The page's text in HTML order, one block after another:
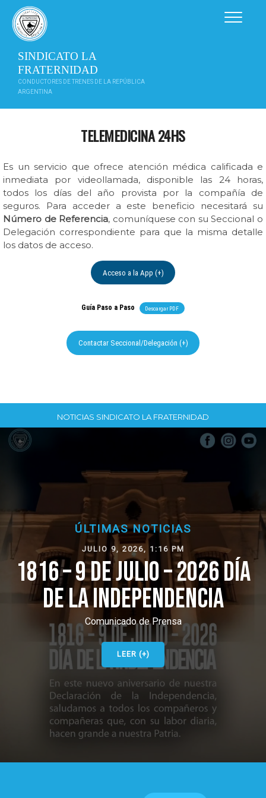
contenido
SINDICATO LA
FRATERNIDAD
CONDUCTORES DE TRENES DE LA REPÚBLICA
ARGENTINA
TELEMEDICINA 24HS
Es un servicio que ofrece atención médica calificada e
inmediata por videollamada, disponible las 24 horas,
todos los días del año provista por la compañía de
seguros. Para acceder a este beneficio necesitará su
Número de Referencia, comuníquese con su Seccional o
Delegación correspondiente para que la misma detalle
los datos de acceso.
Acceso a la App (+)
Guía Paso a Paso Descargar PDF
Contactar Seccional/Delegación (+)
NOTICIAS SINDICATO LA FRATERNIDAD
ÚLTIMAS NOTICIAS
JULIO 9, 2026, 1:16 PM
1816 – 9 DE JULIO – 2026 DÍA
DE LA INDEPENDENCIA
Comunicado de Prensa
LEER (+)